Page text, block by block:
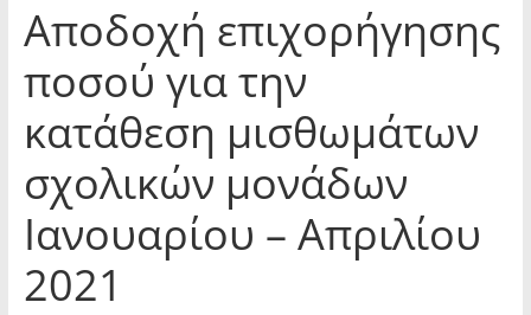
Αποδοχή επιχορήγησης
ποσού για την
κατάθεση μισθωμάτων
σχολικών μονάδων
Ιανουαρίου – Απριλίου
2021